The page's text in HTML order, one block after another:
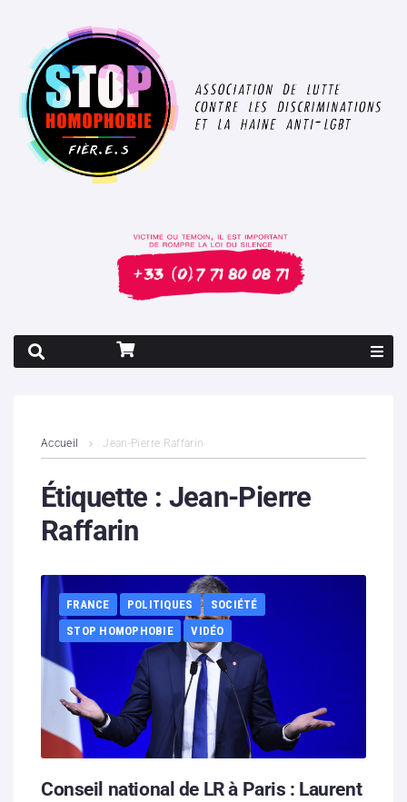
Contenus litigieux
Nous soutenir
Partenaires
Contacts
Hébergement solidaire
Accueil Jean-Pierre Raffarin
Étiquette : Jean-Pierre
Raffarin
FRANCE POLITIQUES
SOCIÉTÉ
STOP HOMOPHOBIE
VIDÉO
Conseil national de LR à Paris : Laurent